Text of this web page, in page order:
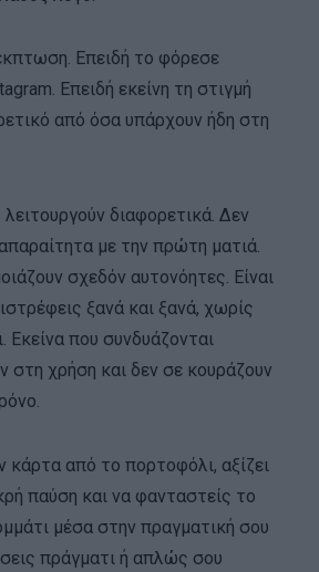
Επειδή το φόρεσε
Επειδή εκείνη τη στιγμή
από όσα υπάρχουν ήδη στη
διαφορετικά. Δεν
με την πρώτη ματιά.
σχεδόν αυτονόητες. Είναι
ξανά και ξανά, χωρίς
Εκείνα που συνδυάζονται
στη χρήση και δεν σε κουράζουν
κάρτα από το πορτοφόλι, αξίζει
παύση και να φανταστείς το
μέσα στην πραγματική σου
πράγματι ή απλώς σου